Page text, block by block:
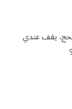
يقف عندي